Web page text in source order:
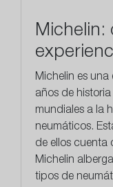
Michelin:
Michelin es
años de
mundiales a la
neumáticos.
de ellos
Michelin
tipos de